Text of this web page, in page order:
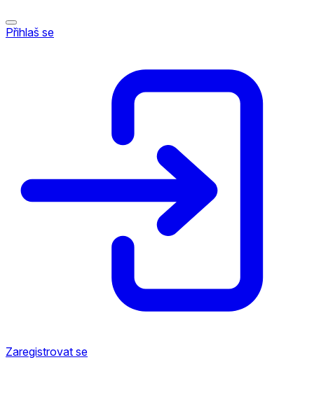
Přihlaš se
Zaregistrovat se